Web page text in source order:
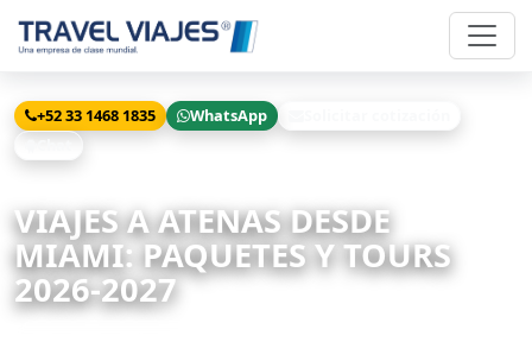
+52 33 1468 1835 WhatsApp
VIAJES A ATENAS DESDE
MIAMI: PAQUETES Y TOURS
2026-2027